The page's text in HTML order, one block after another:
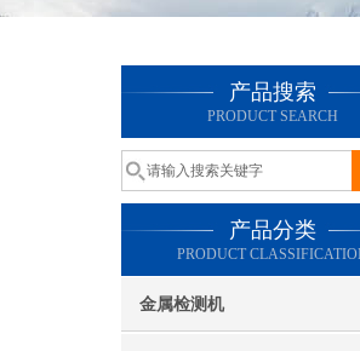
产品搜索
PRODUCT SEARCH
产品分类
PRODUCT
金属检测机